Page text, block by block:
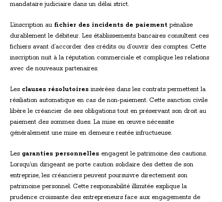
mandataire judiciaire dans un délai strict.
L’inscription au fichier des incidents de paiement pénalise
durablement le débiteur. Les établissements bancaires consultent ces
fichiers avant d’accorder des crédits ou d’ouvrir des comptes. Cette
inscription nuit à la réputation commerciale et complique les relations
avec de nouveaux partenaires.
Les clauses résolutoires insérées dans les contrats permettent la
résiliation automatique en cas de non-paiement. Cette sanction civile
libère le créancier de ses obligations tout en préservant son droit au
paiement des sommes dues. La mise en œuvre nécessite
généralement une mise en demeure restée infructueuse.
Les garanties personnelles engagent le patrimoine des cautions.
Lorsqu’un dirigeant se porte caution solidaire des dettes de son
entreprise, les créanciers peuvent poursuivre directement son
patrimoine personnel. Cette responsabilité illimitée explique la
prudence croissante des entrepreneurs face aux engagements de